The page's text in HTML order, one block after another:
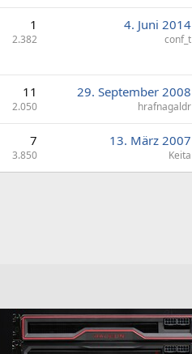
1
2.382
4. Juni 2014
conf_t
11
2.050
29. September 2008
hrafnagaldr
7
3.850
13. März 2007
Keita